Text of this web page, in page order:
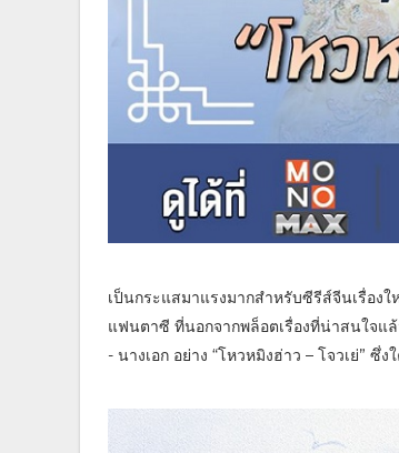
เป็นกระแสมาแรงมากสำหรับซีรีส์จีนเรื่อง
แฟนตาซี ที่นอกจากพล็อตเรื่องที่น่าสนใจแ
- นางเอก อย่าง “โหวหมิงฮ่าว – โจวเย่”